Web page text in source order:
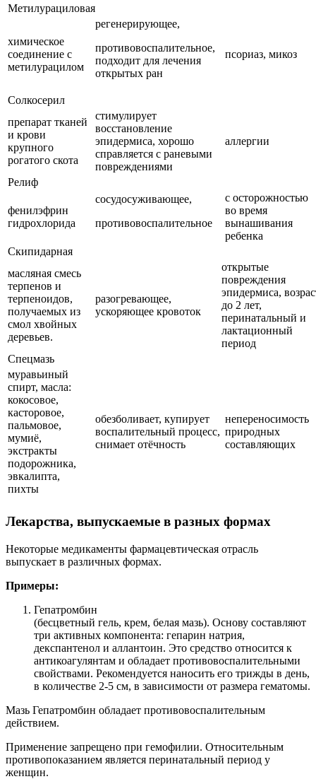
Метилурациловая
химическое
соединение с
метилурацилом
регенерирующее,
противовоспалительное,
подходит для лечения
открытых ран
псориаз, микоз
Солкосерил
препарат тканей
и крови
крупного
рогатого скота
стимулирует
восстановление
эпидермиса, хорошо
справляется с раневыми
повреждениями
аллергии
Релиф
фенилэфрин
гидрохлорида
сосудосуживающее,
противовоспалительное
с осторожностью
во время
вынашивания
ребенка
Скипидарная
масляная смесь
терпенов и
терпеноидов,
получаемых из
смол хвойных
деревьев.
разогревающее,
ускоряющее кровоток
открытые
повреждения
эпидермиса,
до 2 лет,
перинатальный и
лактационный
период
Спецмазь
муравьиный
спирт, масла:
кокосовое,
касторовое,
пальмовое,
мумиё,
экстракты
подорожника,
эвкалипта,
пихты
обезболивает, купирует
воспалительный процесс,
снимает отёчность
непереносимость
природных
составляющих
Лекарства, выпускаемые в разных формах
Некоторые медикаменты фармацевтическая отрасль
выпускает в различных формах.
Примеры:
Гепатромбин
(бесцветный гель, крем, белая мазь). Основу составляют
три активных компонента: гепарин натрия,
декспантенол и аллантоин. Это средство относится к
антикоагулянтам и обладает противовоспалительными
свойствами. Рекомендуется наносить его трижды в день,
в количестве 2-5 см, в зависимости от размера гематомы.
Мазь Гепатромбин обладает противовоспалительным
действием.
Применение запрещено при гемофилии. Относительным
противопоказанием является перинатальный период у
женщин.